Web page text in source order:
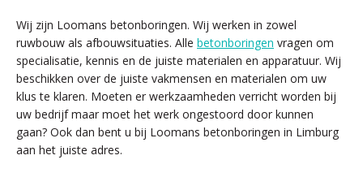
Wij zijn Loomans betonboringen. Wij werken in zowel
ruwbouw als afbouwsituaties. Alle betonboringen vragen om
specialisatie, kennis en de juiste materialen en apparatuur. Wij
beschikken over de juiste vakmensen en materialen om uw
klus te klaren. Moeten er werkzaamheden verricht worden bij
uw bedrijf maar moet het werk ongestoord door kunnen
gaan? Ook dan bent u bij Loomans betonboringen in Limburg
aan het juiste adres.